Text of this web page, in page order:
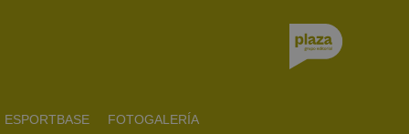
ESPORTBASE FOTOGALERÍA